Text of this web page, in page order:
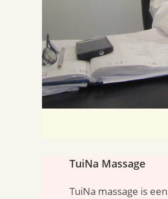
TuiNa Massage
TuiNa massage is